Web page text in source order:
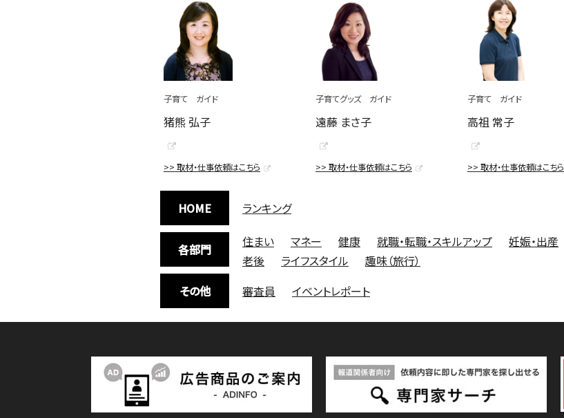
子育て ガイド
猪熊 弘子
>> 取材・仕事依頼はこちら
子育てグッズ ガイド
遠藤 まさ子
>> 取材・仕事依頼はこちら
子育て ガイド
高祖 常子
>> 取材・仕事依頼はこちら
HOME ランキング
各部門 住まい マネー 健康 就職・転職・スキルアップ 妊娠・出産
老後
ライフスタイル
趣味（旅行）
その他
審査員 イベントレポート